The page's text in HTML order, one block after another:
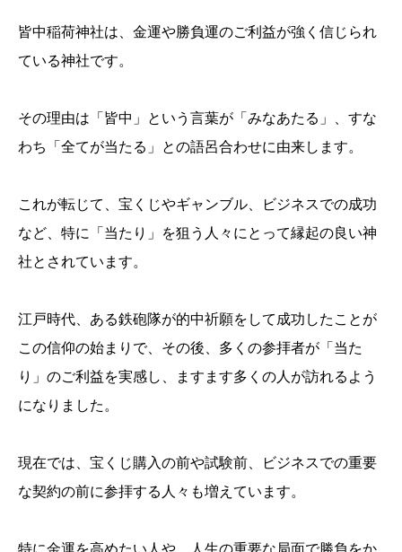
皆中稲荷神社は、金運や勝負運のご利益が強く信じられ
ている神社です。
その理由は「皆中」という言葉が「みなあたる」、すな
わち「全てが当たる」との語呂合わせに由来します。
これが転じて、宝くじやギャンブル、ビジネスでの成功
など、特に「当たり」を狙う人々にとって縁起の良い神
社とされています。
江戸時代、ある鉄砲隊が的中祈願をして成功したことが
この信仰の始まりで、その後、多くの参拝者が「当た
り」のご利益を実感し、ますます多くの人が訪れるよう
になりました。
現在では、宝くじ購入の前や試験前、ビジネスでの重要
な契約の前に参拝する人々も増えています。
特に金運を高めたい人や、人生の重要な局面で勝負をか